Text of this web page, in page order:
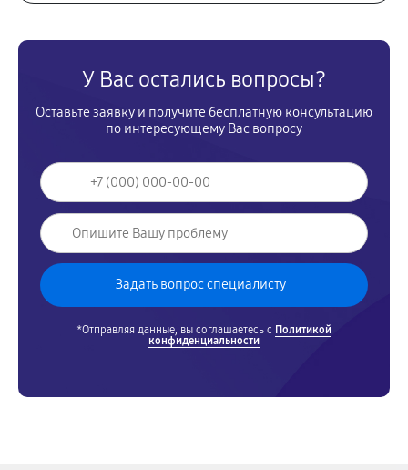
У Вас остались вопросы?
Оставьте заявку и получите бесплатную консультацию
по интересующему Вас вопросу
*Отправляя данные, вы соглашаетесь с Политикой
конфиденциальности